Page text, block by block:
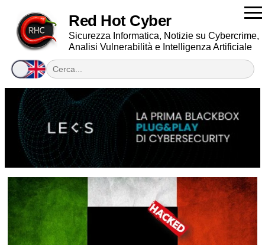
Red Hot Cyber
Sicurezza Informatica, Notizie su Cybercrime,
Analisi Vulnerabilità e Intelligenza Artificiale